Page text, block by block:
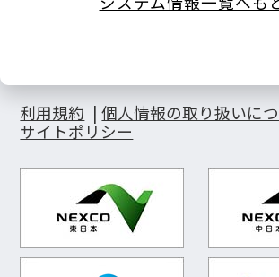
利用規約
個人情報の取り扱いに
サイトポリシー